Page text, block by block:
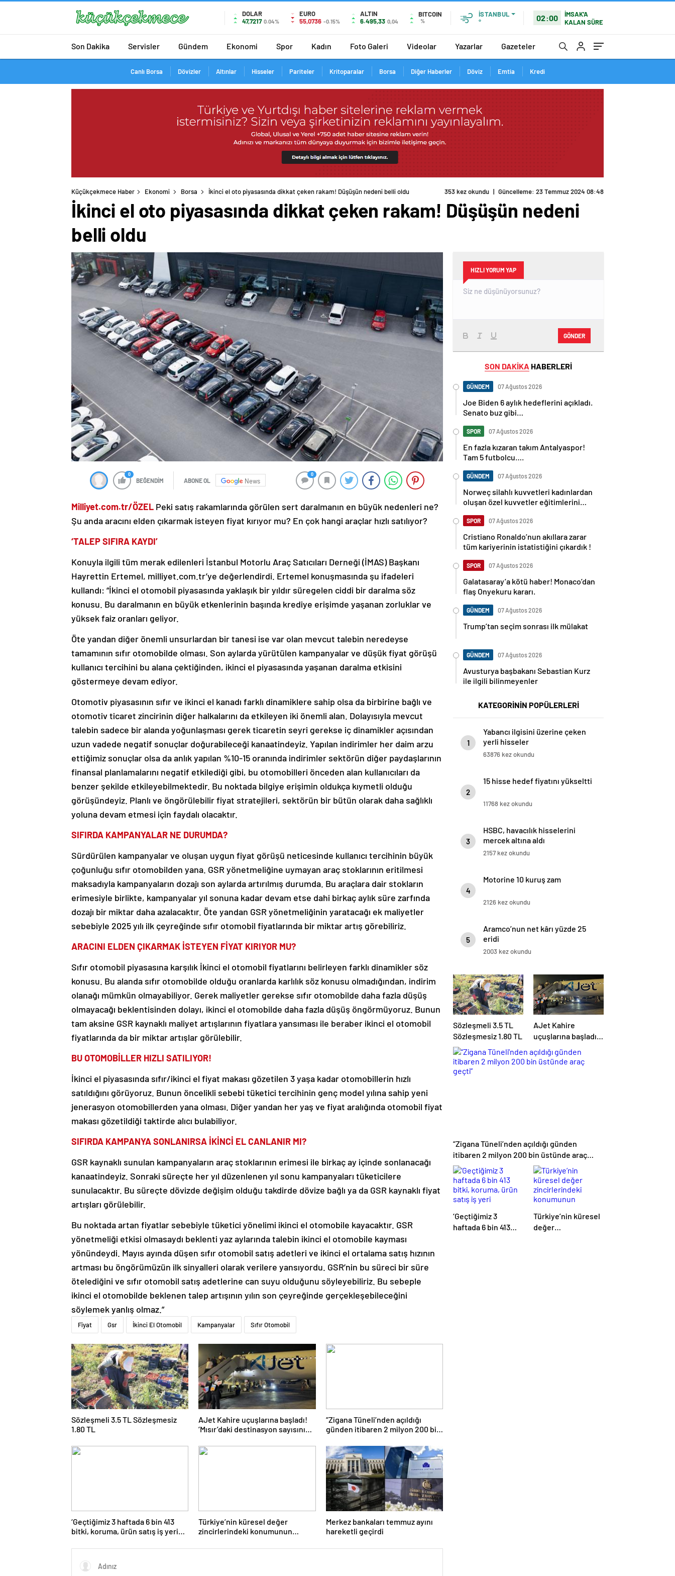
DOLAR
47,7217 0.04%
EURO
55,0736 -0.15%
ALTIN
6.495,33 0,04
BITCOIN
%
İSTANBUL
°
02:00
İMSAK'A
KALAN SÜRE
Son Dakika Servisler Gündem Ekonomi Spor Kadın Foto Galeri Videolar Yazarlar Gazeteler
Canlı Borsa Dövizler Altınlar Hisseler Pariteler Kritoparalar Borsa Diğer Haberler Döviz Emtia Kredi
Küçükçekmece Haber Ekonomi Borsa İkinci el oto piyasasında dikkat çeken rakam! Düşüşün nedeni belli oldu
İkinci el oto piyasasında dikkat çeken rakam! Düşüşün nedeni
belli oldu
0
BEĞENDİM ABONE OL News
0
Milliyet.com.tr/ÖZEL Peki satış rakamlarında görülen sert daralmanın en büyük nedenleri ne?
Şu anda aracını elden çıkarmak isteyen fiyat kırıyor mu? En çok hangi araçlar hızlı satılıyor?
‘TALEP SIFIRA KAYDI’
Konuyla ilgili tüm merak edilenleri İstanbul Motorlu Araç Satıcıları Derneği (İMAS) Başkanı
Hayrettin Ertemel, milliyet.com.tr’ye değerlendirdi. Ertemel konuşmasında şu ifadeleri
kullandı: “İkinci el otomobil piyasasında yaklaşık bir yıldır süregelen ciddi bir daralma söz
konusu. Bu daralmanın en büyük etkenlerinin başında krediye erişimde yaşanan zorluklar ve
yüksek faiz oranları geliyor.
Öte yandan diğer önemli unsurlardan bir tanesi ise var olan mevcut talebin neredeyse
tamamının sıfır otomobilde olması. Son aylarda yürütülen kampanyalar ve düşük fiyat görüşü
kullanıcı tercihini bu alana çektiğinden, ikinci el piyasasında yaşanan daralma etkisini
göstermeye devam ediyor.
Otomotiv piyasasının sıfır ve ikinci el kanadı farklı dinamiklere sahip olsa da birbirine bağlı ve
otomotiv ticaret zincirinin diğer halkalarını da etkileyen iki önemli alan. Dolayısıyla mevcut
talebin sadece bir alanda yoğunlaşması gerek ticaretin seyri gerekse iç dinamikler açısından
uzun vadede negatif sonuçlar doğurabileceği kanaatindeyiz. Yapılan indirimler her daim arzu
ettiğimiz sonuçlar olsa da anlık yapılan %10-15 oranında indirimler sektörün diğer paydaşlarının
finansal planlamalarını negatif etkilediği gibi, bu otomobilleri önceden alan kullanıcıları da
benzer şekilde etkileyebilmektedir. Bu noktada bilgiye erişimin oldukça kıymetli olduğu
görüşündeyiz. Planlı ve öngörülebilir fiyat stratejileri, sektörün bir bütün olarak daha sağlıklı
yoluna devam etmesi için faydalı olacaktır.
SIFIRDA KAMPANYALAR NE DURUMDA?
Sürdürülen kampanyalar ve oluşan uygun fiyat görüşü neticesinde kullanıcı tercihinin büyük
çoğunluğu sıfır otomobilden yana. GSR yönetmeliğine uymayan araç stoklarının eritilmesi
maksadıyla kampanyaların dozajı son aylarda artırılmış durumda. Bu araçlara dair stokların
erimesiyle birlikte, kampanyalar yıl sonuna kadar devam etse dahi birkaç aylık süre zarfında
dozajı bir miktar daha azalacaktır. Öte yandan GSR yönetmeliğinin yaratacağı ek maliyetler
sebebiyle 2025 yılı ilk çeyreğinde sıfır otomobil fiyatlarında bir miktar artış görebiliriz.
ARACINI ELDEN ÇIKARMAK İSTEYEN FİYAT KIRIYOR MU?
Sıfır otomobil piyasasına karşılık İkinci el otomobil fiyatlarını belirleyen farklı dinamikler söz
konusu. Bu alanda sıfır otomobilde olduğu oranlarda karlılık söz konusu olmadığından, indirim
olanağı mümkün olmayabiliyor. Gerek maliyetler gerekse sıfır otomobilde daha fazla düşüş
olmayacağı beklentisinden dolayı, ikinci el otomobilde daha fazla düşüş öngörmüyoruz. Bunun
tam aksine GSR kaynaklı maliyet artışlarının fiyatlara yansıması ile beraber ikinci el otomobil
fiyatlarında da bir miktar artışlar görülebilir.
BU OTOMOBİLLER HIZLI SATILIYOR!
İkinci el piyasasında sıfır/ikinci el fiyat makası gözetilen 3 yaşa kadar otomobillerin hızlı
satıldığını görüyoruz. Bunun öncelikli sebebi tüketici tercihinin genç model yılına sahip yeni
jenerasyon otomobillerden yana olması. Diğer yandan her yaş ve fiyat aralığında otomobil fiyat
makası gözetildiği taktirde alıcı bulabiliyor.
SIFIRDA KAMPANYA SONLANIRSA İKİNCİ EL CANLANIR MI?
GSR kaynaklı sunulan kampanyaların araç stoklarının erimesi ile birkaç ay içinde sonlanacağı
kanaatindeyiz. Sonraki süreçte her yıl düzenlenen yıl sonu kampanyaları tüketicilere
sunulacaktır. Bu süreçte dövizde değişim olduğu takdirde dövize bağlı ya da GSR kaynaklı fiyat
artışları görülebilir.
Bu noktada artan fiyatlar sebebiyle tüketici yönelimi ikinci el otomobile kayacaktır. GSR
yönetmeliği etkisi olmasaydı beklenti yaz aylarında talebin ikinci el otomobile kayması
yönündeydi. Mayıs ayında düşen sıfır otomobil satış adetleri ve ikinci el ortalama satış hızının
artması bu öngörümüzün ilk sinyalleri olarak verilere yansıyordu. GSR’nin bu süreci bir süre
ötelediğini ve sıfır otomobil satış adetlerine can suyu olduğunu söyleyebiliriz. Bu sebeple
ikinci el otomobilde beklenen talep artışının yılın son çeyreğinde gerçekleşebileceğini
söylemek yanlış olmaz.”
Fiyat Gsr İkinci El Otomobil Kampanyalar Sıfır Otomobil
Sözleşmeli 3.5 TL Sözleşmesiz
1.80 TL
AJet Kahire uçuşlarına başladı!
‘Mısır’daki destinasyon sayısını
“Zigana Tüneli’nden açıldığı
günden itibaren 2 milyon 200 bin
‘Geçtiğimiz 3 haftada 6 bin 413
bitki, koruma, ürün satış iş yeri
Türkiye’nin küresel değer
zincirlerindeki konumunun
Merkez bankaları temmuz ayını
hareketli geçirdi
HIZLI YORUM YAP
GÖNDER
SON DAKİKA HABERLERİ
GÜNDEM 07 Ağustos 2026
Joe Biden 6 aylık hedeflerini açıkladı.
Senato buz gibi…
SPOR 07 Ağustos 2026
En fazla kızaran takım Antalyaspor!
Tam 5 futbolcu….
GÜNDEM 07 Ağustos 2026
Norweç silahlı kuvvetleri kadınlardan
oluşan özel kuvvetler eğitimlerini
SPOR 07 Ağustos 2026
Cristiano Ronaldo’nun akıllara zarar
tüm kariyerinin istatistiğini çıkardık !
SPOR 07 Ağustos 2026
Galatasaray’a kötü haber! Monaco’dan
flaş Onyekuru kararı.
GÜNDEM 07 Ağustos 2026
Trump’tan seçim sonrası ilk mülakat
GÜNDEM 07 Ağustos 2026
Avusturya başbakanı Sebastian Kurz
ile ilgili bilinmeyenler
KATEGORİNİN POPÜLERLERİ
1
Yabancı ilgisini üzerine çeken
yerli hisseler
63876 kez okundu
2
15 hisse hedef fiyatını yükseltti
11768 kez okundu
3
HSBC, havacılık hisselerini
mercek altına aldı
2157 kez okundu
4
Motorine 10 kuruş zam
2126 kez okundu
5
Aramco’nun net kârı yüzde 25
eridi
2003 kez okundu
Sözleşmeli 3.5 TL
Sözleşmesiz 1.80 TL
AJet Kahire
uçuşlarına başladı!
‘Mısır’daki
destinasyon
“Zigana Tüneli’nden açıldığı günden
itibaren 2 milyon 200 bin üstünde araç
geçti”
‘Geçtiğimiz 3
haftada 6 bin 413
Türkiye’nin küresel
değer